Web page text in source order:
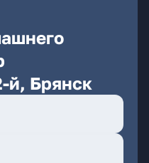
й, Брянск